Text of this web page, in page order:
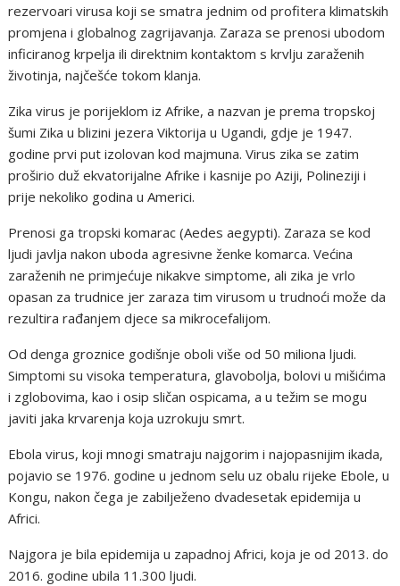
rezervoari virusa koji se smatra jednim od profitera klimatskih
promjena i globalnog zagrijavanja. Zaraza se prenosi ubodom
inficiranog krpelja ili direktnim kontaktom s krvlju zaraženih
životinja, najčešće tokom klanja.
Zika virus je porijeklom iz Afrike, a nazvan je prema tropskoj
šumi Zika u blizini jezera Viktorija u Ugandi, gdje je 1947.
godine prvi put izolovan kod majmuna. Virus zika se zatim
proširio duž ekvatorijalne Afrike i kasnije po Aziji, Polineziji i
prije nekoliko godina u Americi.
Prenosi ga tropski komarac (Aedes aegypti). Zaraza se kod
ljudi javlja nakon uboda agresivne ženke komarca. Većina
zaraženih ne primjećuje nikakve simptome, ali zika je vrlo
opasan za trudnice jer zaraza tim virusom u trudnoći može da
rezultira rađanjem djece sa mikrocefalijom.
Od denga groznice godišnje oboli više od 50 miliona ljudi.
Simptomi su visoka temperatura, glavobolja, bolovi u mišićima
i zglobovima, kao i osip sličan ospicama, a u težim se mogu
javiti jaka krvarenja koja uzrokuju smrt.
Ebola virus, koji mnogi smatraju najgorim i najopasnijim ikada,
pojavio se 1976. godine u jednom selu uz obalu rijeke Ebole, u
Kongu, nakon čega je zabilježeno dvadesetak epidemija u
Africi.
Najgora je bila epidemija u zapadnoj Africi, koja je od 2013. do
2016. godine ubila 11.300 ljudi.